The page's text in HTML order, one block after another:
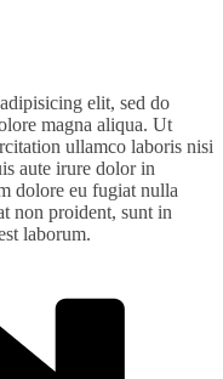
elit, sed do
magna aliqua. Ut
ullamco laboris nisi
aute irure dolor in
dolore eu fugiat nulla
non proident, sunt in
laborum.